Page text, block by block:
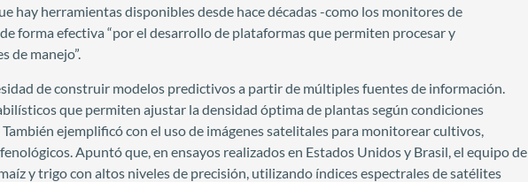
hay herramientas disponibles desde hace décadas -como los monitores de
forma efectiva “por el desarrollo de plataformas que permiten procesar y
de manejo”.
de construir modelos predictivos a partir de múltiples fuentes de información.
que permiten ajustar la densidad óptima de plantas según condiciones
ejemplificó con el uso de imágenes satelitales para monitorear cultivos,
Apuntó que, en ensayos realizados en Estados Unidos y Brasil, el equipo de
y trigo con altos niveles de precisión, utilizando índices espectrales de satélites